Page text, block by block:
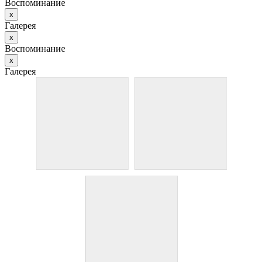
Воспоминание
х
Галерея
х
Воспоминание
х
Галерея